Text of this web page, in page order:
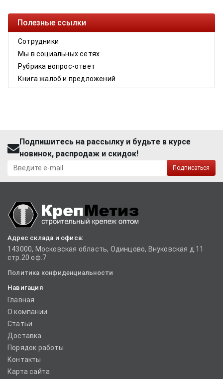
Полезные ссылки
Сотрудники
Мы в социальных сетях
Рубрика вопрос-ответ
Книга жалоб и предложений
Подпишитесь на рассылку и будьте в курсе
новинок, распродаж и скидок!
Подписаться
Адрес склада и офиса:
143000, Московская область, Одинцово, Внуковская д.11
стр.20 оф.7
Политика конфиденциальности
Навигация
Главная
О компании
Статьи
Доставка
Порядок работы
Контакты
Карта сайта